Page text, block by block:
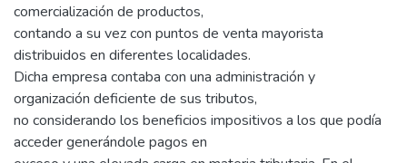
comercialización de productos,
contando a su vez con puntos de venta mayorista
distribuidos en diferentes localidades.
Dicha empresa contaba con una administración y
organización deficiente de sus tributos,
no considerando los beneficios impositivos a los que podía
acceder generándole pagos en